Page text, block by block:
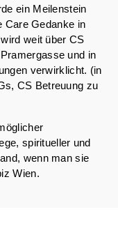
ein Meilenstein
Care Gedanke in
weit über CS
und in
verwirklicht. (in
CS Betreuung zu
spiritueller und
wenn man sie
Wien.